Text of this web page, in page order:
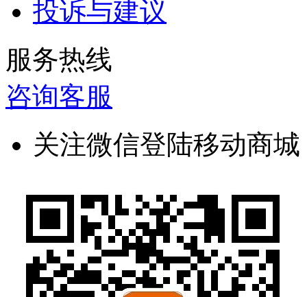
投诉与建议
服务热线
咨询客服
关注微信登陆移动商城